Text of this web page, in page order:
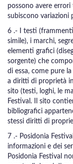
possono avere
subiscono variazioni
6 .- I testi
simile), i marchi,
elementi grafici
sorgente) che
di essa, come pure
a diritti di proprietà
sito (testi, loghi, le
Festival. Il sito
bibliografici
stessi diritti di
7 .- Posidonia
informazioni e dei
Posidonia Festival